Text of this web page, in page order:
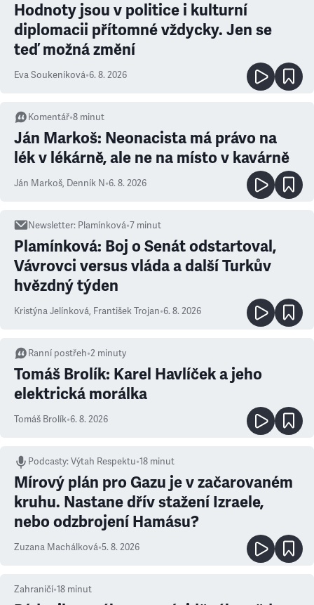
Hodnoty jsou v politice i kulturní
diplomacii přítomné vždycky. Jen se
teď možná změní
Eva Soukeníková•6. 8. 2026
Komentář•8 minut
Ján Markoš: Neonacista má právo na
lék v lékárně, ale ne na místo v kavárně
Ján Markoš, Denník N•6. 8. 2026
Newsletter: Plamínková•7 minut
Plamínková: Boj o Senát odstartoval,
Vávrovci versus vláda a další Turkův
hvězdný týden
Kristýna Jelínková, František Trojan•6. 8. 2026
Ranní postřeh•2 minuty
Tomáš Brolík: Karel Havlíček a jeho
elektrická morálka
Tomáš Brolík•6. 8. 2026
Podcasty:Výtah Respektu•18 minut
Mírový plán pro Gazu je v začarovaném
kruhu. Nastane dřív stažení Izraele,
nebo odzbrojení Hamásu?
Zuzana Machálková•5. 8. 2026
Zahraničí•18 minut